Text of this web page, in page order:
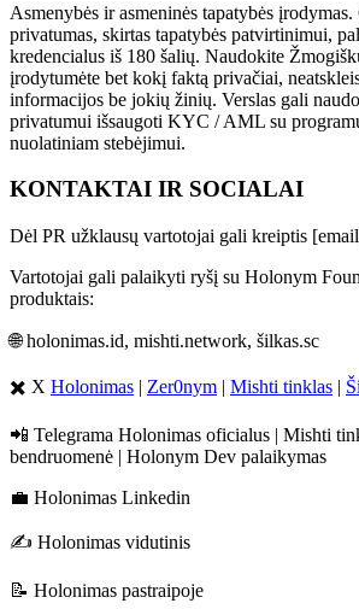
Asmenybės ir asmeninės tapatybės
privatumas, skirtas tapatybės patvirtinimui,
kredencialus iš 180 šalių. Naudokite
įrodytumėte bet kokį faktą privačiai,
informacijos be jokių žinių. Verslas gali
privatumui išsaugoti KYC / AML su
nuolatiniam stebėjimui.
KONTAKTAI IR SOCIALAI
Dėl PR užklausų vartotojai gali kreiptis
Vartotojai gali palaikyti ryšį su Holonym
produktais:
🌐holonimas.id, mishti.network, šilkas.sc
✖️ X Holonimas | Zer0nym | Mishti tinklas |
📲 Telegrama Holonimas oficialus | Mishti
bendruomenė | Holonym Dev palaikymas
💼 Holonimas Linkedin
✍️ Holonimas vidutinis
📝 Holonimas pastraipoje